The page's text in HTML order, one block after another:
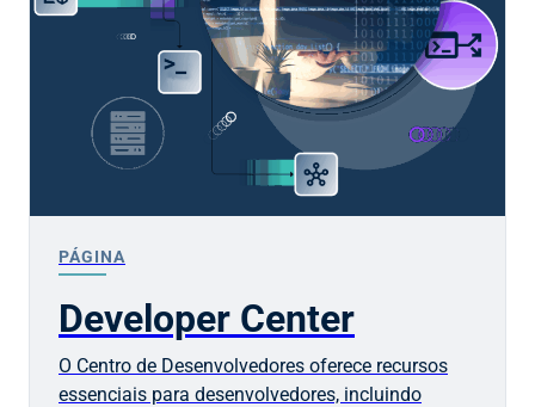
PÁGINA
Developer Center
O Centro de Desenvolvedores oferece recursos
essenciais para desenvolvedores, incluindo